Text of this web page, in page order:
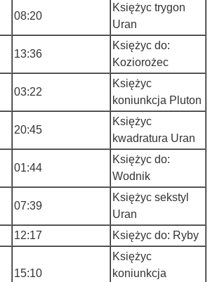
08:20
Księżyc trygon
Uran
13:36
Księżyc do:
Koziorożec
03:22
Księżyc
koniunkcja Pluton
20:45
Księżyc
kwadratura Uran
01:44
Księżyc do:
Wodnik
07:39
Księżyc sekstyl
Uran
12:17 Księżyc do: Ryby
15:10
Księżyc
koniunkcja